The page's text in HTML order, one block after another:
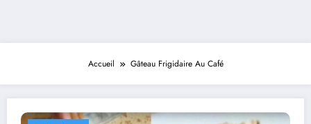
Accueil Gâteau Frigidaire Au Café